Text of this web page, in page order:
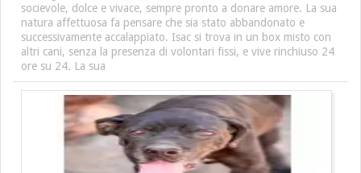
socievole, dolce e vivace, sempre pronto a donare amore. La sua
natura affettuosa fa pensare che sia stato abbandonato e
successivamente accalappiato. Isac si trova in un box misto con
altri cani, senza la presenza di volontari fissi, e vive rinchiuso 24
ore su 24. La sua